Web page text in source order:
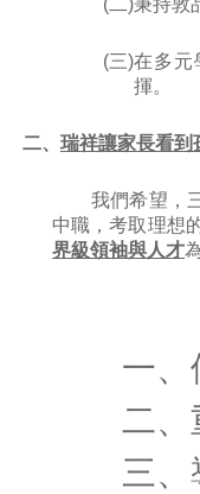
(二)秉持敦
(三)在多元
揮。
二、 瑞祥讓家長看到
我們希望，三
中職，考取理想
界級領袖與人才
一、
二、
三